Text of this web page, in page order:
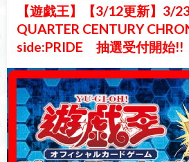
【遊戯王】【3/12更新】3/
QUARTER CENTURY
side:PRIDE 抽選受付開始!!